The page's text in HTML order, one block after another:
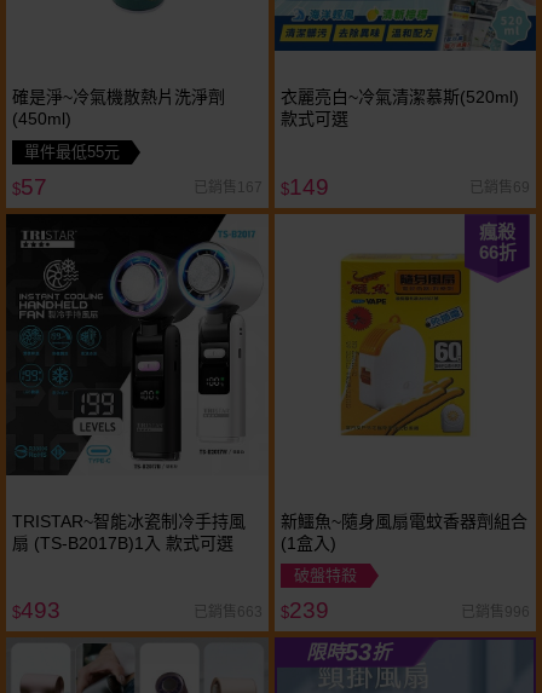
確是淨~冷氣機散熱片洗淨劑
(450ml)
單件最低55元
$57 已銷售167
衣麗亮白~冷氣清潔慕斯(520ml)
款式可選
$149 已銷售69
TRISTAR~智能冰瓷制冷手持風
扇 (TS-B2017B)1入 款式可選
$493 已銷售663
瘋殺
66折
新鱷魚~隨身風扇電蚊香器劑組合
(1盒入)
破盤特殺
$239 已銷售996
限時53折